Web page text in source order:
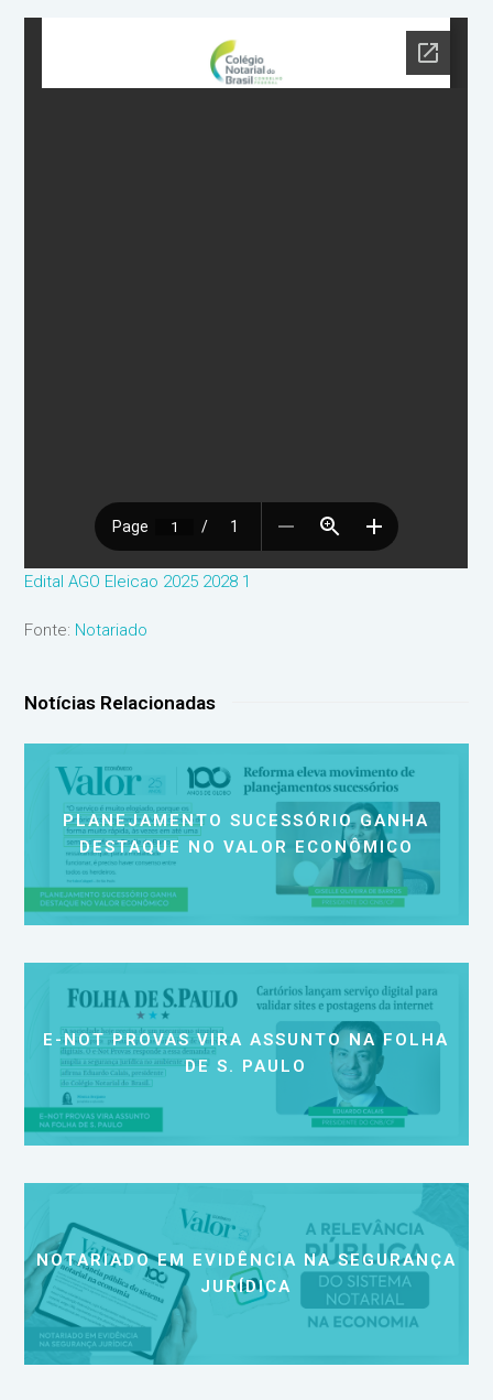
Edital AGO Eleicao 2025 2028 1
Fonte: Notariado
Notícias Relacionadas
PLANEJAMENTO SUCESSÓRIO GANHA
DESTAQUE NO VALOR ECONÔMICO
E-NOT PROVAS VIRA ASSUNTO NA FOLHA
DE S. PAULO
NOTARIADO EM EVIDÊNCIA NA SEGURANÇA
JURÍDICA